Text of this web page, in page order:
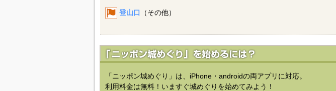
登山口 （その他）
「ニッポン城めぐり」は、iPhone・androidの両アプリに対応。
利用料金は無料！いますぐ城めぐりを始めてみよう！